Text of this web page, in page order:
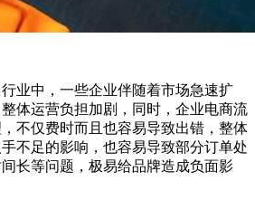
业中，一些企业伴随着市场急速扩
体运营负担加剧，同时，企业电商流
不仅费时而且也容易导致出错，整体
不足的影响，也容易导致部分订单处
长等问题，极易给品牌造成负面影